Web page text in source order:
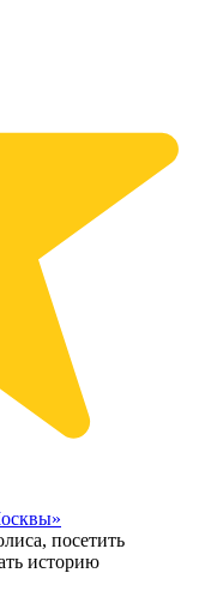
посетить
историю